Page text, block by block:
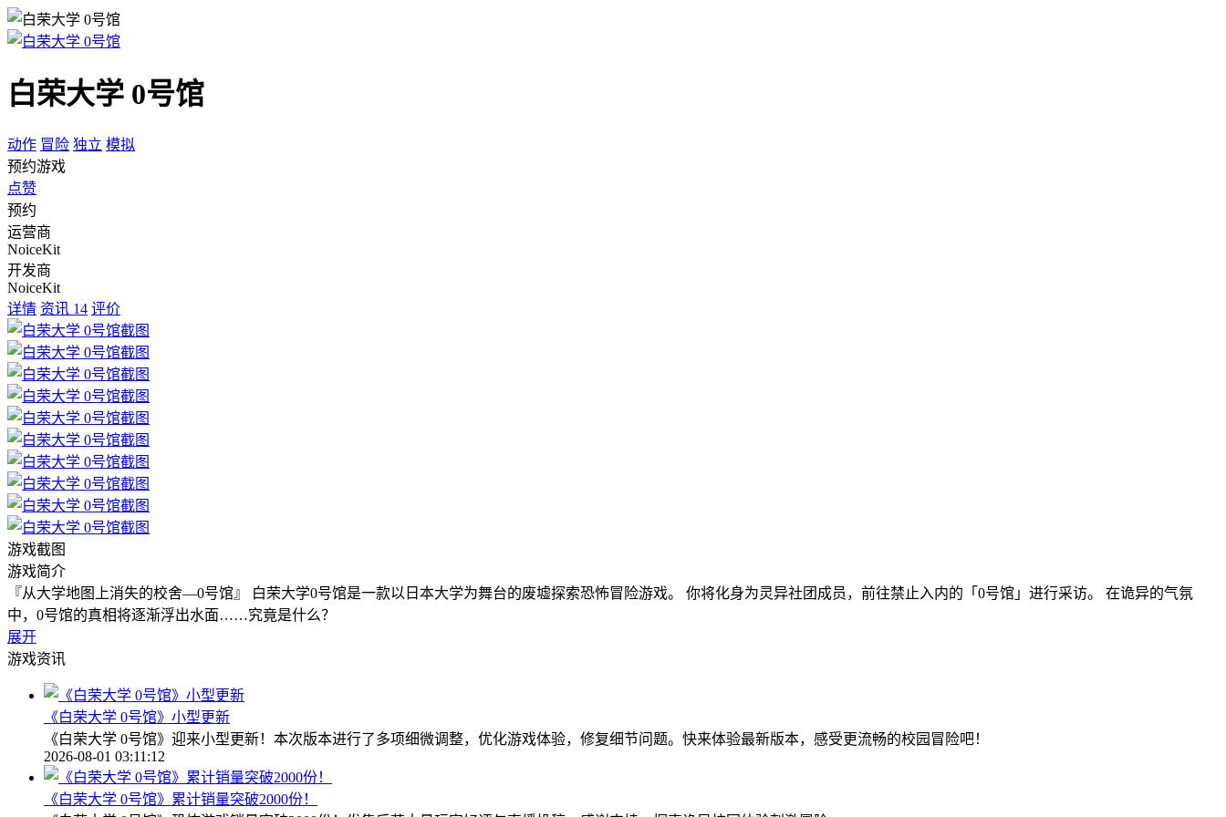
白荣大学 0号馆
动作 冒险 独立 模拟
预约游戏
点赞
预约
运营商
NoiceKit
开发商
NoiceKit
详情 资讯 14 评价
游戏截图
游戏简介
『从大学地图上消失的校舍—0号馆』 白荣大学0号馆是一款以日本大学为舞台的废墟探索恐怖冒险游戏。 你将化身为灵异社团成员，前往禁止入内的「0号馆」进行采访。 在诡异的气氛
中，0号馆的真相将逐渐浮出水面……究竟是什么？
展开
游戏资讯
《白荣大学 0号馆》小型更新
《白荣大学 0号馆》迎来小型更新！本次版本进行了多项细微调整，优化游戏体验，修复细节问题。快来体验最新版本，感受更流畅的校园冒险吧！
2026-08-01 03:11:12
《白荣大学 0号馆》累计销量突破2000份！